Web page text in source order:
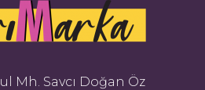
Mh. Savcı Doğan Öz